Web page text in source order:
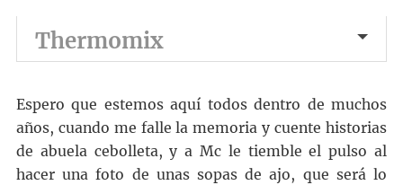
Thermomix
Espero que estemos aquí todos dentro de muchos
años, cuando me falle la memoria y cuente historias
de abuela cebolleta, y a Mc le tiemble el pulso al
hacer una foto de unas sopas de ajo, que será lo